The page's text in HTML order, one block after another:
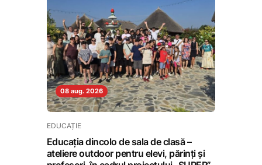
08 aug. 2026
EDUCAȚIE
Educația dincolo de sala de clasă –
ateliere outdoor pentru elevi, părinți și